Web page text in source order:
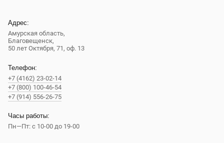
Адрес:
Амурская область,
Благовещенск,
50 лет Октября, 71, оф. 13
Телефон:
+7 (4162) 23-02-14
+7 (800) 100-46-54
+7 (914) 556-26-75
Часы работы:
Пн—Пт: с 10-00 до 19-00